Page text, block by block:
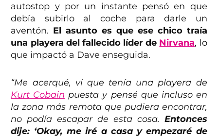
autostop y por un instante pensó en que
debía subirlo al coche para darle un
aventón. El asunto es que ese chico traía
una playera del fallecido líder de Nirvana, lo
que impactó a Dave enseguida.
“Me acerqué, vi que tenía una playera de
Kurt Cobain puesta y pensé que incluso en
la zona más remota que pudiera encontrar,
no podía escapar de esta cosa. Entonces
dije: ‘Okay, me iré a casa y empezaré de